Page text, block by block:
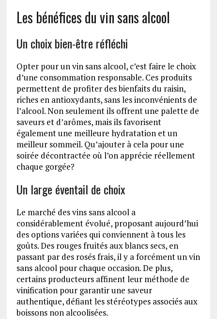
Les bénéfices du vin sans alcool
Un choix bien-être réfléchi
Opter pour un vin sans alcool, c’est faire le choix
d’une consommation responsable. Ces produits
permettent de profiter des bienfaits du raisin,
riches en antioxydants, sans les inconvénients de
l’alcool. Non seulement ils offrent une palette de
saveurs et d’arômes, mais ils favorisent
également une meilleure hydratation et un
meilleur sommeil. Qu’ajouter à cela pour une
soirée décontractée où l’on apprécie réellement
chaque gorgée?
Un large éventail de choix
Le marché des vins sans alcool a
considérablement évolué, proposant aujourd’hui
des options variées qui conviennent à tous les
goûts. Des rouges fruités aux blancs secs, en
passant par des rosés frais, il y a forcément un vin
sans alcool pour chaque occasion. De plus,
certains producteurs affinent leur méthode de
vinification pour garantir une saveur
authentique, défiant les stéréotypes associés aux
boissons non alcoolisées.